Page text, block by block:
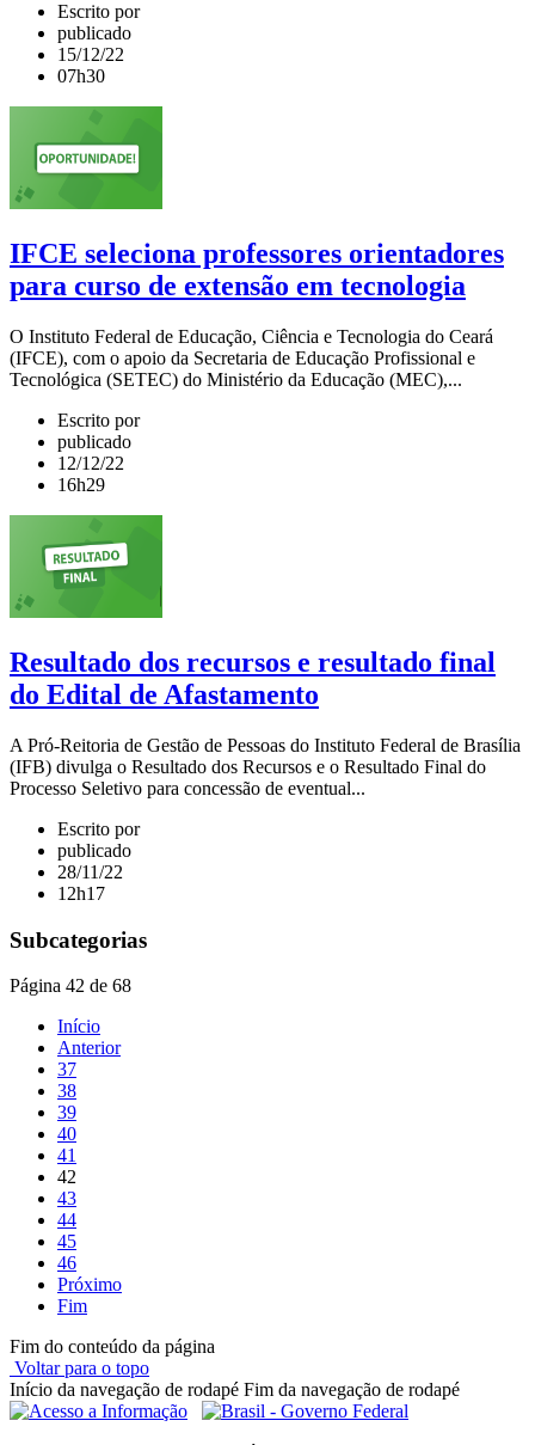
Escrito por
publicado
15/12/22
07h30
IFCE seleciona professores orientadores
para curso de extensão em tecnologia
O Instituto Federal de Educação, Ciência e Tecnologia do Ceará
(IFCE), com o apoio da Secretaria de Educação Profissional e
Tecnológica (SETEC) do Ministério da Educação (MEC),...
Escrito por
publicado
12/12/22
16h29
Resultado dos recursos e resultado final
do Edital de Afastamento
A Pró-Reitoria de Gestão de Pessoas do Instituto Federal de Brasília
(IFB) divulga o Resultado dos Recursos e o Resultado Final do
Processo Seletivo para concessão de eventual...
Escrito por
publicado
28/11/22
12h17
Subcategorias
Página 42 de 68
Início
Anterior
37
38
39
40
41
42
43
44
45
46
Próximo
Fim
Fim do conteúdo da página
Voltar para o topo
Início da navegação de rodapé Fim da navegação de rodapé